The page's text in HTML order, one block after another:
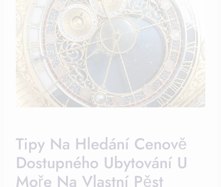
Tipy Na‍ Hledání⁣ Cenově
Dostupného⁤ Ubytování U⁤
Moře⁢ Na ‍vlastní Pěst